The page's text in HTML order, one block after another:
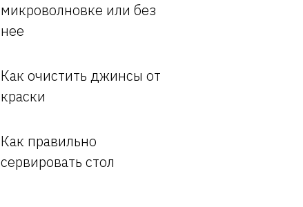
микроволновке или без
нее
Как очистить джинсы от
краски
Как правильно
сервировать стол